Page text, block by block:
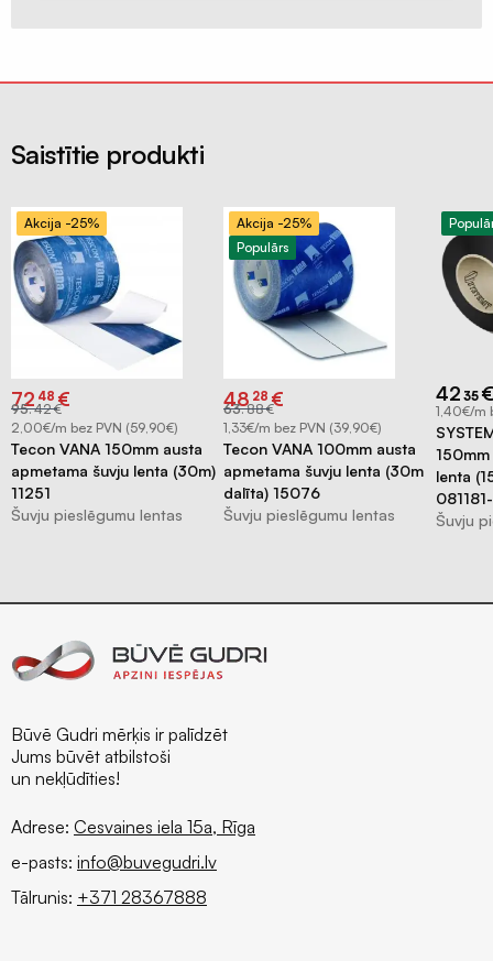
Saistītie produkti
Akcija -25%
€
95.42
Original
price
was:
€95.42.
€
72 48
Current
price
is:
€72.48.
2,00€/m bez PVN (59,90€)
Tecon VANA 150mm austa
apmetama šuvju lenta (30m)
11251
Šuvju pieslēgumu lentas
Akcija -25%
Populārs
€
63.88
Original
price
was:
€63.88.
€
48 28
Current
price
is:
€48.28.
1,33€/m bez PVN (39,90€)
Tecon VANA 100mm austa
apmetama šuvju lenta (30m
dalīta) 15076
Šuvju pieslēgumu lentas
€
42 35
1,40€/m
150mm
lenta
Šuvju
Būvē Gudri mērķis ir palīdzēt
Jums būvēt atbilstoši
un nekļūdīties!
Adrese: Cesvaines iela 15a, Rīga
e-pasts: info@buvegudri.lv
Tālrunis: +371 28367888